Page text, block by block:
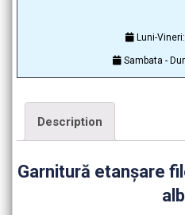
Luni-
Sambata -
Description
Garnitură etanşare